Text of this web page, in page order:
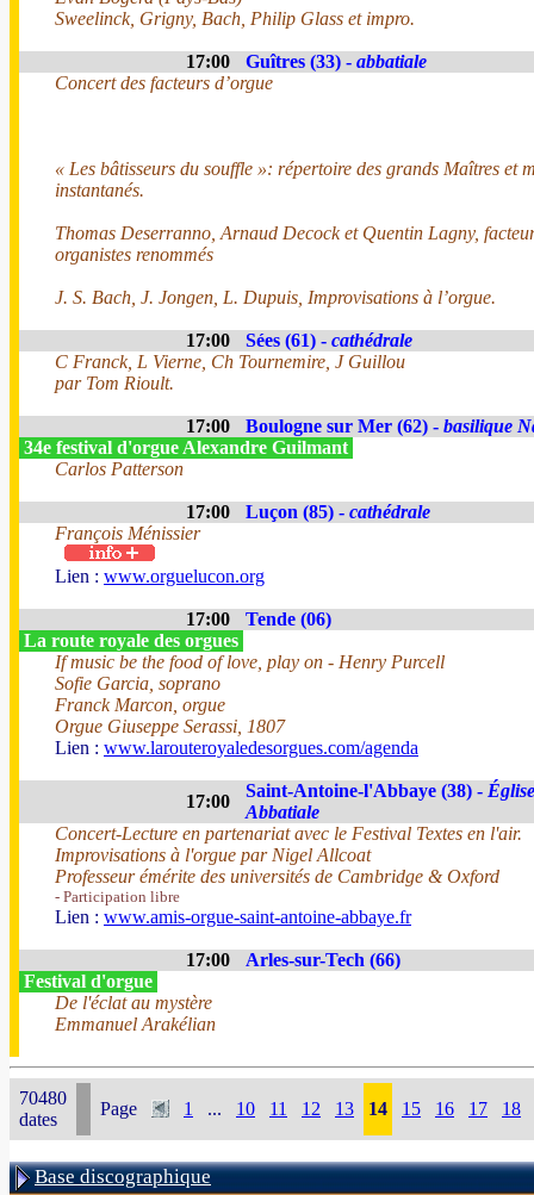
Sweelinck, Grigny, Bach, Philip Glass et impro.
17:00 Guîtres (33) - abbatiale
Concert des facteurs d’orgue
« Les bâtisseurs du souffle »: répertoire des grands Maîtres et
instantanés.
Thomas Deserranno, Arnaud Decock et Quentin Lagny,
organistes renommés
J. S. Bach, J. Jongen, L. Dupuis, Improvisations à l’orgue.
17:00 Sées (61) - cathédrale
C Franck, L Vierne, Ch Tournemire, J Guillou
par Tom Rioult.
17:00 Boulogne sur Mer (62) - basilique
34e festival d'orgue Alexandre Guilmant
Carlos Patterson
17:00 Luçon (85) - cathédrale
François Ménissier
Lien : www.orguelucon.org
17:00
Tende (06)
La route royale des orgues
If music be the food of love, play on - Henry Purcell
Sofie Garcia, soprano
Franck Marcon, orgue
Orgue Giuseppe Serassi, 1807
Lien : www.larouteroyaledesorgues.com/agenda
17:00
Saint-Antoine-l'Abbaye (38) - Église
Abbatiale
Concert-Lecture en partenariat avec le Festival Textes en l'air.
Improvisations à l'orgue par Nigel Allcoat
Professeur émérite des universités de Cambridge & Oxford
- Participation libre
Lien : www.amis-orgue-saint-antoine-abbaye.fr
17:00
Arles-sur-Tech (66)
Festival d'orgue
De l'éclat au mystère
Emmanuel Arakélian
70480
dates
Page 1 ... 10 11 12 13 14 15 16 17 18
Base discographique